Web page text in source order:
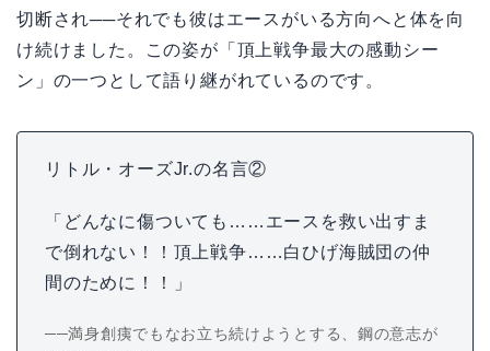
切断され──それでも彼はエースがいる方向へと体を向
け続けました。この姿が「頂上戦争最大の感動シー
ン」の一つとして語り継がれているのです。
リトル・オーズJr.の名言②
「どんなに傷ついても……エースを救い出すま
で倒れない！！頂上戦争……白ひげ海賊団の仲
間のために！！」
──満身創痍でもなお立ち続けようとする、鋼の意志が